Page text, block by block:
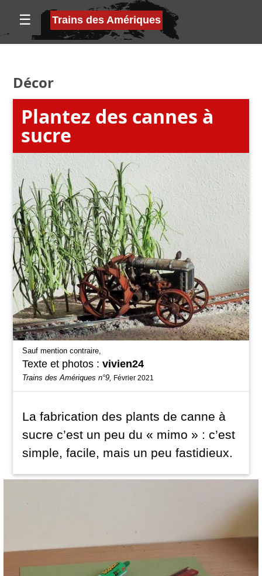
☰ Trains des Amériques
Décor
Plantez des cannes à
sucre
Sauf mention contraire,
Texte et photos : vivien24
Trains des Amériques n°9, Février 2021
La fabrication des plants de canne à
sucre c’est un peu du « mimo » : c’est
simple, facile, mais un peu fastidieux.